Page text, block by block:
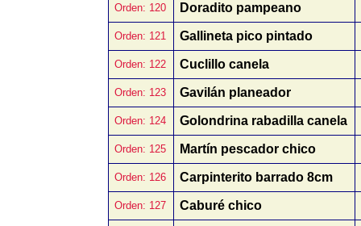
Orden: 120 Doradito pampeano
Orden: 121 Gallineta pico pintado
Orden: 122 Cuclillo canela
Orden: 123 Gavilán planeador
Orden: 124 Golondrina rabadilla canela
Orden: 125 Martín pescador chico
Orden: 126 Carpinterito barrado 8cm
Orden: 127 Caburé chico